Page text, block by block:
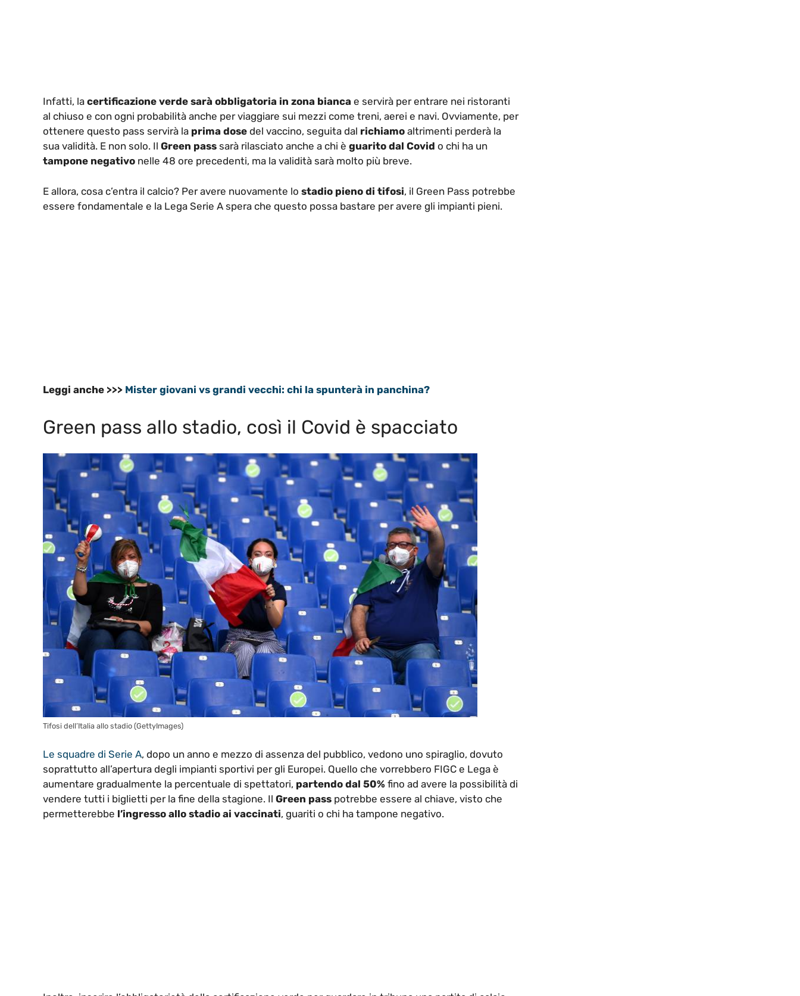
Infatti, la certificazione verde sarà obbligatoria in zona bianca e servirà per entrare nei ristoranti
al chiuso e con ogni probabilità anche per viaggiare sui mezzi come treni, aerei e navi. Ovviamente, per
ottenere questo pass servirà la prima dose del vaccino, seguita dal richiamo altrimenti perderà la
sua validità. E non solo. Il Green pass sarà rilasciato anche a chi è guarito dal Covid o chi ha un
tampone negativo nelle 48 ore precedenti, ma la validità sarà molto più breve.
E allora, cosa c’entra il calcio? Per avere nuovamente lo stadio pieno di tifosi, il Green Pass potrebbe
essere fondamentale e la Lega Serie A spera che questo possa bastare per avere gli impianti pieni.
Leggi anche >>> Mister giovani vs grandi vecchi: chi la spunterà in panchina?
Green pass allo stadio, così il Covid è spacciato
Tifosi dell’Italia allo stadio (GettyImages)
Le squadre di Serie A, dopo un anno e mezzo di assenza del pubblico, vedono uno spiraglio, dovuto
soprattutto all’apertura degli impianti sportivi per gli Europei. Quello che vorrebbero FIGC e Lega è
aumentare gradualmente la percentuale di spettatori, partendo dal 50% fino ad avere la possibilità di
vendere tutti i biglietti per la fine della stagione. Il Green pass potrebbe essere al chiave, visto che
permetterebbe l’ingresso allo stadio ai vaccinati, guariti o chi ha tampone negativo.